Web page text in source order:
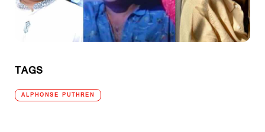
TAGS
ALPHONSE PUTHREN